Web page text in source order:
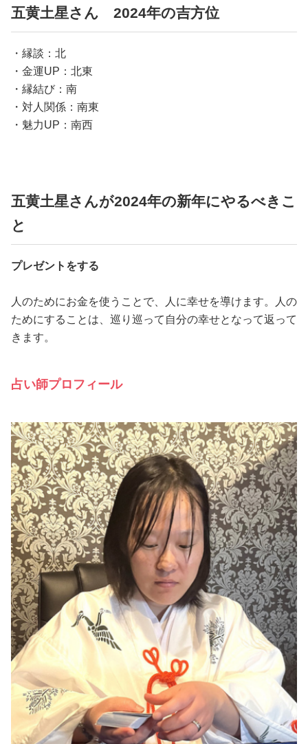
五黄土星さん 2024年の吉方位
・縁談：北
・金運UP：北東
・縁結び：南
・対人関係：南東
・魅力UP：南西
五黄土星さんが2024年の新年にやるべきこ
と
プレゼントをする
人のためにお金を使うことで、人に幸せを導けます。人の
ためにすることは、巡り巡って自分の幸せとなって返って
きます。
占い師プロフィール